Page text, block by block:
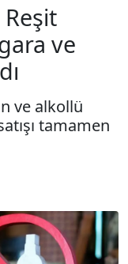
ve
ve alkollü
tamamen